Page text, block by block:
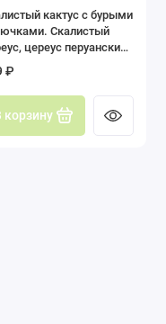
кактус с бурыми
Скалистый
цереус перуанский
peruvianus f.
60-70 мм
₽
корзину